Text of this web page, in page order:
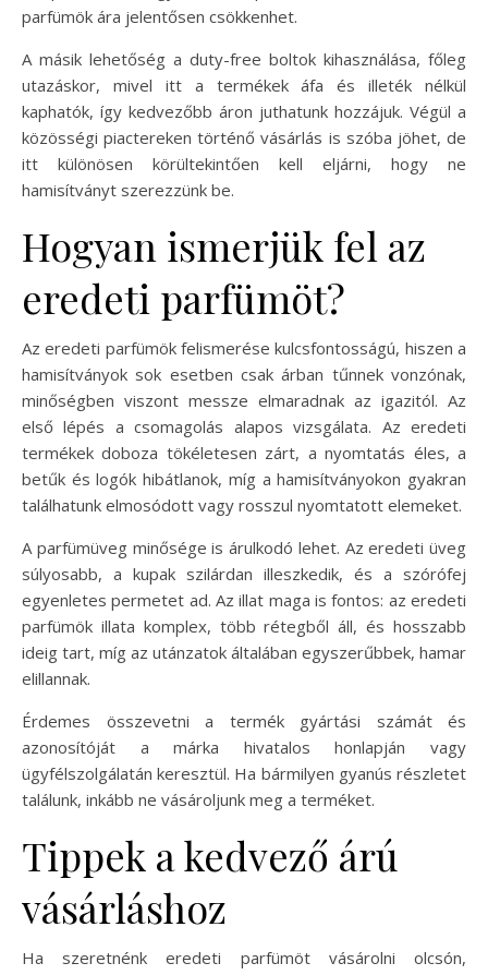
parfümök ára jelentősen csökkenhet.
A másik lehetőség a duty-free boltok kihasználása, főleg
utazáskor, mivel itt a termékek áfa és illeték nélkül
kaphatók, így kedvezőbb áron juthatunk hozzájuk. Végül a
közösségi piactereken történő vásárlás is szóba jöhet, de
itt különösen körültekintően kell eljárni, hogy ne
hamisítványt szerezzünk be.
Hogyan ismerjük fel az
eredeti parfümöt?
Az eredeti parfümök felismerése kulcsfontosságú, hiszen a
hamisítványok sok esetben csak árban tűnnek vonzónak,
minőségben viszont messze elmaradnak az igazitól. Az
első lépés a csomagolás alapos vizsgálata. Az eredeti
termékek doboza tökéletesen zárt, a nyomtatás éles, a
betűk és logók hibátlanok, míg a hamisítványokon gyakran
találhatunk elmosódott vagy rosszul nyomtatott elemeket.
A parfümüveg minősége is árulkodó lehet. Az eredeti üveg
súlyosabb, a kupak szilárdan illeszkedik, és a szórófej
egyenletes permetet ad. Az illat maga is fontos: az eredeti
parfümök illata komplex, több rétegből áll, és hosszabb
ideig tart, míg az utánzatok általában egyszerűbbek, hamar
elillannak.
Érdemes összevetni a termék gyártási számát és
azonosítóját a márka hivatalos honlapján vagy
ügyfélszolgálatán keresztül. Ha bármilyen gyanús részletet
találunk, inkább ne vásároljunk meg a terméket.
Tippek a kedvező árú
vásárláshoz
Ha szeretnénk eredeti parfümöt vásárolni olcsón,